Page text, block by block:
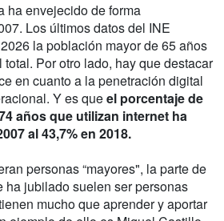
ha envejecido de forma
Los últimos datos del INE
la población mayor de 65 años
Por otro lado, hay que destacar
en cuanto a la penetración digital
Y es queel porcentaje de
años que utilizan internet ha
al 43,7% en 2018.
personas “mayores", la parte de
ha jubilado suelen ser personas
mucho que aprender y aportar